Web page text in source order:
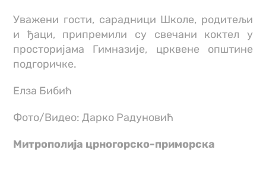
Уважени гости, сарадници Школе, родитељи
и ђаци, припремили су свечани коктел у
просторијама Гимназије, црквене општине
подгоричке.
Елза Бибић
Фото/Видео: Дарко Радуновић
Митрополијa црногорско-приморскa